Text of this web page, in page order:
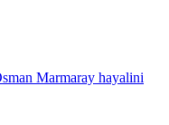
Marmaray hayalini